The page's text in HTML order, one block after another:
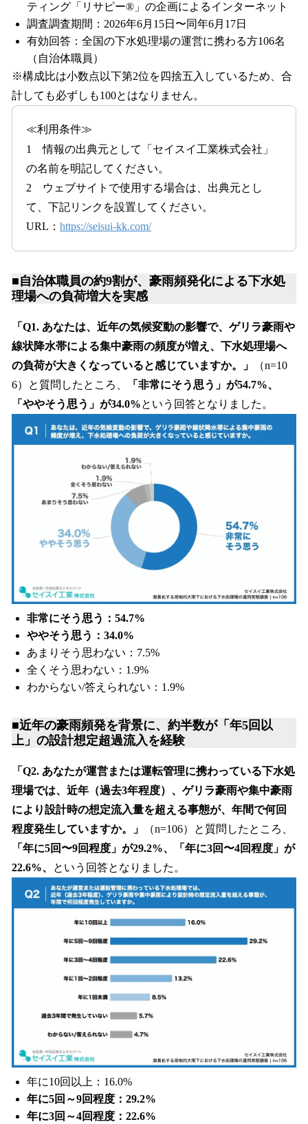
ティング「リサピー®︎」の企画によるインターネット
調査調査期間：2026年6月15日〜同年6月17日
有効回答：全国の下水処理場の運営に携わる方106名
（自治体職員）
※構成比は小数点以下第2位を四捨五入しているため、合
計しても必ずしも100とはなりません。
≪利用条件≫
1 情報の出典元として「セイスイ工業株式会社」
の名前を明記してください。
2 ウェブサイトで使用する場合は、出典元とし
て、下記リンクを設置してください。
URL： https://seisui-kk.com/
■自治体職員の約9割が、豪雨頻発化による下水処
理場への負荷増大を実感
「Q1. あなたは、近年の気候変動の影響で、ゲリラ豪雨や
線状降水帯による集中豪雨の頻度が増え、下水処理場へ
の負荷が大きくなっていると感じていますか。」
（n=10
6）と質問したところ、
「非常にそう思う」が54.7%、
「ややそう思う」が34.0%という回答となりました。
非常にそう思う：54.7%
ややそう思う：34.0%
あまりそう思わない：7.5%
全くそう思わない：1.9%
わからない/答えられない：1.9%
■近年の豪雨頻発を背景に、約半数が「年5回以
上」の設計想定超過流入を経験
「Q2. あなたが運営または運転管理に携わっている下水処
理場では、近年（過去3年程度）、ゲリラ豪雨や集中豪雨
により設計時の想定流入量を超える事態が、年間で何回
程度発生していますか。」
（n=106）と質問したところ、
「年に5回〜9回程度」が29.2%、「年に3回〜4回程度」が
22.6%、
という回答となりました。
年に10回以上：16.0%
年に5回～9回程度：29.2%
年に3回～4回程度：22.6%